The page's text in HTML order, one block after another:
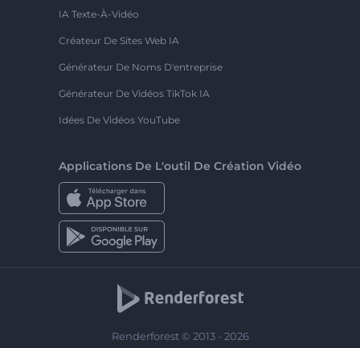
IA Texte-À-Vidéo
Créateur De Sites Web IA
Générateur De Noms D'entreprise
Générateur De Vidéos TikTok IA
Idées De Vidéos YouTube
Applications De L'outil De Création Vidéo
Renderforest © 2013 - 2026